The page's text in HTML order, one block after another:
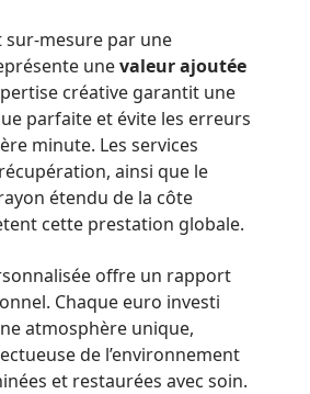
sur-mesure par une
unevaleur ajoutée
créative garantit une
parfaite et évite les erreurs
minute. Les services
ainsi que le
étendu de la côte
cette prestation globale.
offre un rapport
Chaque euro investi
atmosphère unique,
de l’environnement
et restaurées avec soin.